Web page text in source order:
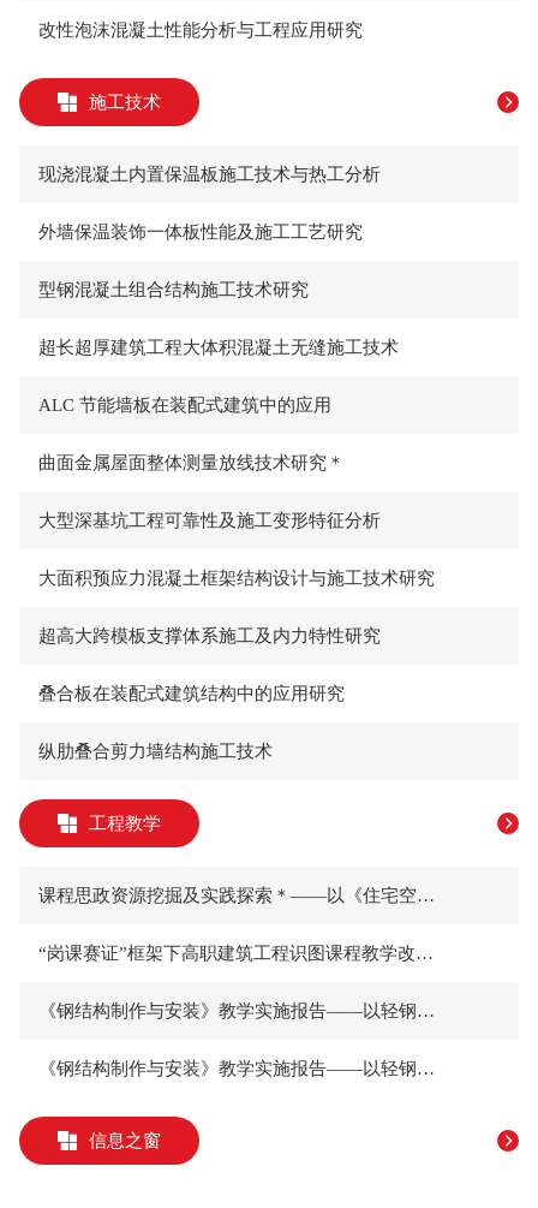
改性泡沫混凝土性能分析与工程应用研究
施工技术
现浇混凝土内置保温板施工技术与热工分析
外墙保温装饰一体板性能及施工工艺研究
型钢混凝土组合结构施工技术研究
超长超厚建筑工程大体积混凝土无缝施工技术
ALC 节能墙板在装配式建筑中的应用
曲面金属屋面整体测量放线技术研究＊
大型深基坑工程可靠性及施工变形特征分析
大面积预应力混凝土框架结构设计与施工技术研究
超高大跨模板支撑体系施工及内力特性研究
叠合板在装配式建筑结构中的应用研究
纵肋叠合剪力墙结构施工技术
工程教学
课程思政资源挖掘及实践探索＊——以《住宅空间设计》为例
“岗课赛证”框架下高职建筑工程识图课程教学改革与实践
《钢结构制作与安装》教学实施报告——以轻钢结构住宅施工为例
《钢结构制作与安装》教学实施报告——以轻钢结构住宅施工为例
信息之窗